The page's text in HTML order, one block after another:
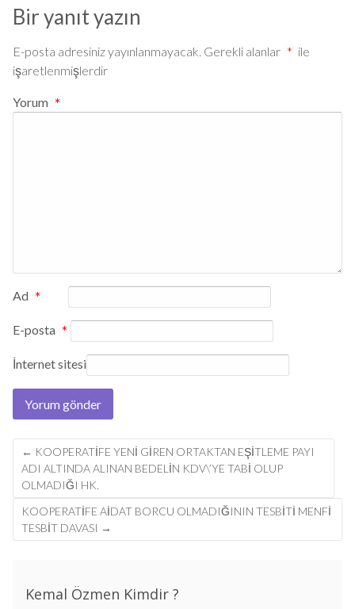
Bir yanıt yazın
E-posta adresiniz yayınlanmayacak. Gerekli alanlar * ile
işaretlenmişlerdir
Yorum *
Ad *
E-posta *
İnternet sitesi
Post
navigation
← KOOPERATIFE YENI GIREN ORTAKTAN EŞITLEME PAYI
ADI ALTINDA ALINAN BEDELIN KDV\’YE TABI OLUP
OLMADIĞI HK.
KOOPERATİFE AİDAT BORCU OLMADIĞININ TESBİTİ MENFİ
TESBİT DAVASI →
Kemal Özmen Kimdir ?